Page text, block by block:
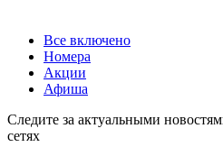
Все включено
Номера
Акции
Афиша
Следите за актуальными
сетях